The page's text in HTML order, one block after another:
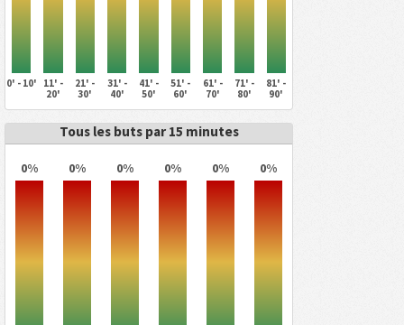
0' - 10'
11' -
20'
21' -
30'
31' -
40'
41' -
50'
51' -
60'
61' -
70'
71' -
80'
81' -
90'
Tous les buts par 15 minutes
0% 0% 0% 0% 0% 0%